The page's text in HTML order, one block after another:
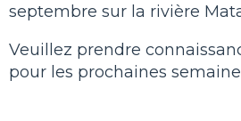
septembre sur la rivière
Veuillez prendre
pour les prochaines